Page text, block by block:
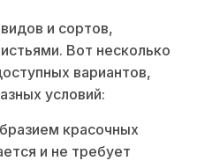
и сортов,
Вот несколько
вариантов,
условий:
красочных
и не требует